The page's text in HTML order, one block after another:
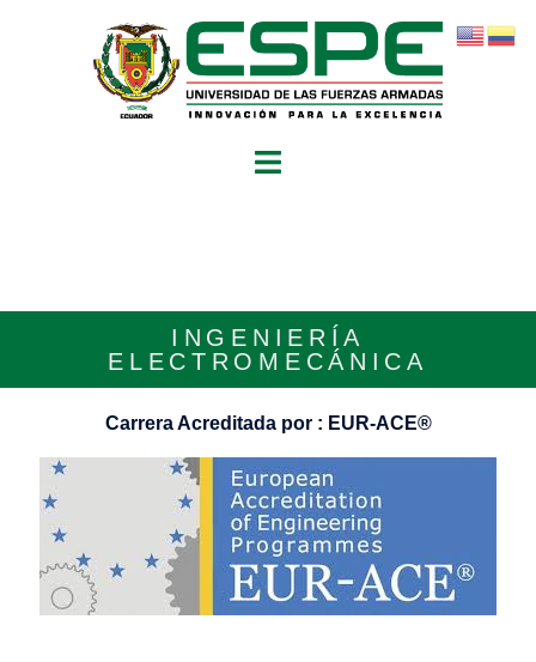
INGENIERÍA
ELECTROMECÁNICA
Carrera Acreditada por : EUR-ACE®